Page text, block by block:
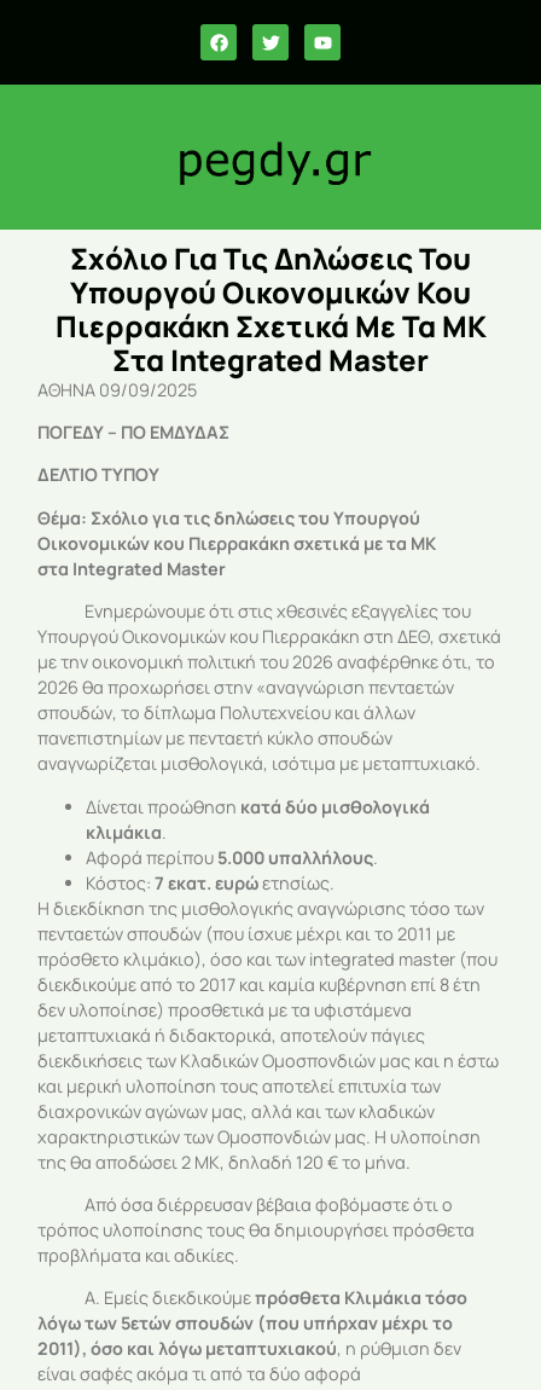
Σχόλιο Για Τις Δηλώσεις Του
Υπουργού Οικονομικών Κου
Πιερρακάκη Σχετικά Με Τα ΜΚ
Στα Integrated Master
ΑΘΗΝΑ 09/09/2025
ΠΟΓΕΔΥ – ΠΟ ΕΜΔΥΔΑΣ
ΔΕΛΤΙΟ ΤΥΠΟΥ
Θέμα: Σχόλιο για τις δηλώσεις του Υπουργού
Οικονομικών κου Πιερρακάκη σχετικά με τα ΜΚ
στα Integrated Master
Ενημερώνουμε ότι στις χθεσινές εξαγγελίες του
Υπουργού Οικονομικών κου Πιερρακάκη στη ΔΕΘ, σχετικά
με την οικονομική πολιτική του 2026 αναφέρθηκε ότι, το
2026 θα προχωρήσει στην «αναγνώριση πενταετών
σπουδών, το δίπλωμα Πολυτεχνείου και άλλων
πανεπιστημίων με πενταετή κύκλο σπουδών
αναγνωρίζεται μισθολογικά, ισότιμα με μεταπτυχιακό.
Δίνεται προώθηση κατά δύο μισθολογικά
κλιμάκια.
Αφορά περίπου 5.000 υπαλλήλους.
Κόστος:7 εκατ. ευρώετησίως.
Η διεκδίκηση της μισθολογικής αναγνώρισης τόσο των
πενταετών σπουδών (που ίσχυε μέχρι και το 2011 με
πρόσθετο κλιμάκιο), όσο και των integrated master (που
διεκδικούμε από το 2017 και καμία κυβέρνηση επί 8 έτη
δεν υλοποίησε) προσθετικά με τα υφιστάμενα
μεταπτυχιακά ή διδακτορικά, αποτελούν πάγιες
διεκδικήσεις των Κλαδικών Ομοσπονδιών μας και η έστω
και μερική υλοποίηση τους αποτελεί επιτυχία των
διαχρονικών αγώνων μας, αλλά και των κλαδικών
χαρακτηριστικών των Ομοσπονδιών μας. Η υλοποίηση
της θα αποδώσει 2 ΜΚ, δηλαδή 120 € το μήνα.
Από όσα διέρρευσαν βέβαια φοβόμαστε ότι ο
τρόπος υλοποίησης τους θα δημιουργήσει πρόσθετα
προβλήματα και αδικίες.
Α. Εμείς διεκδικούμεπρόσθετα Κλιμάκια τόσο
λόγω των 5ετών σπουδών (που υπήρχαν μέχρι το
2011), όσο και λόγω μεταπτυχιακού, η ρύθμιση δεν
είναι σαφές ακόμα τι από τα δύο αφορά